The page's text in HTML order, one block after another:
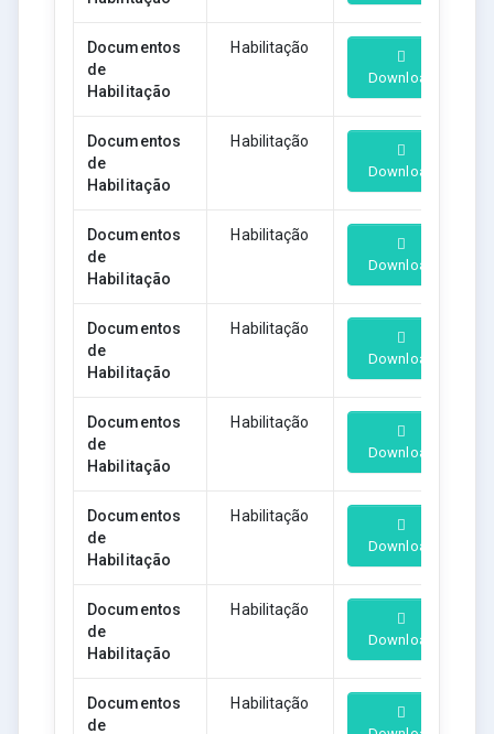
Documentos
de
Habilitação
Habilitação
Download
Documentos
de
Habilitação
Habilitação
Download
Documentos
de
Habilitação
Habilitação
Download
Documentos
de
Habilitação
Habilitação
Download
Documentos
de
Habilitação
Habilitação
Download
Documentos
de
Habilitação
Habilitação
Download
Documentos
de
Habilitação
Habilitação
Download
Documentos
de
Habilitação